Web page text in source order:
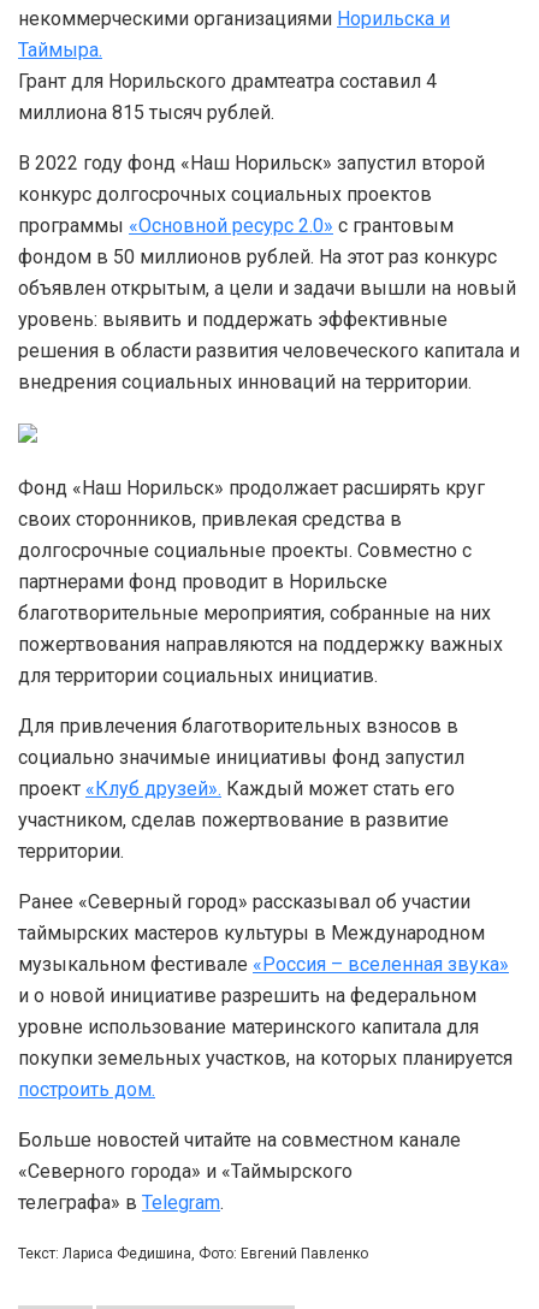
некоммерческими организациями Норильска и
Таймыра.
Грант для Норильского драмтеатра составил 4
миллиона 815 тысяч рублей.
В 2022 году фонд «Наш Норильск» запустил второй
конкурс долгосрочных социальных проектов
программы «Основной ресурс 2.0» с грантовым
фондом в 50 миллионов рублей. На этот раз конкурс
объявлен открытым, а цели и задачи вышли на новый
уровень: выявить и поддержать эффективные
решения в области развития человеческого капитала и
внедрения социальных инноваций на территории.
Фонд «Наш Норильск» продолжает расширять круг
своих сторонников, привлекая средства в
долгосрочные социальные проекты. Совместно с
партнерами фонд проводит в Норильске
благотворительные мероприятия, собранные на них
пожертвования направляются на поддержку важных
для территории социальных инициатив.
Для привлечения благотворительных взносов в
социально значимые инициативы фонд запустил
проект «Клуб друзей». Каждый может стать его
участником, сделав пожертвование в развитие
территории.
Ранее «Северный город» рассказывал об участии
таймырских мастеров культуры в Международном
музыкальном фестивале «Россия – вселенная звука»
и о новой инициативе разрешить на федеральном
уровне использование материнского капитала для
покупки земельных участков, на которых планируется
построить дом.
Больше новостей читайте на совместном канале
«Северного города» и «Таймырского
телеграфа» в Telegram.
Текст: Лариса Федишина, Фото: Евгений Павленко